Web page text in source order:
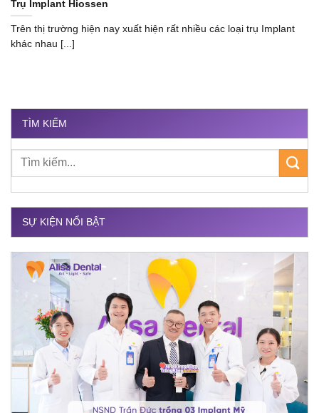
Trụ Implant Hiossen
Trên thị trường hiện nay xuất hiện rất nhiều các loại trụ Implant
khác nhau [...]
TÌM KIẾM
SỰ KIỆN NỔI BẬT